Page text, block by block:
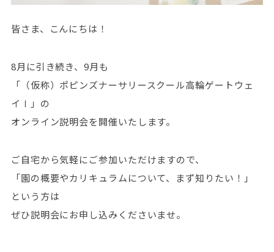
皆さま、こんにちは！
8月に引き続き、9月も
「（仮称）ポピンズナーサリースクール高輪ゲートウェ
イⅠ」の
オンライン説明会を開催いたします。
ご自宅から気軽にご参加いただけますので、
「園の概要やカリキュラムについて、まず知りたい！」
という方は
ぜひ説明会にお申し込みくださいませ。